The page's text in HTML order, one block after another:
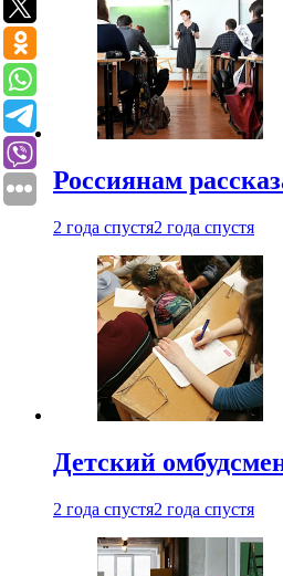
Россиянам
2 года спустя2 года спустя
Детский
2 года спустя2 года спустя